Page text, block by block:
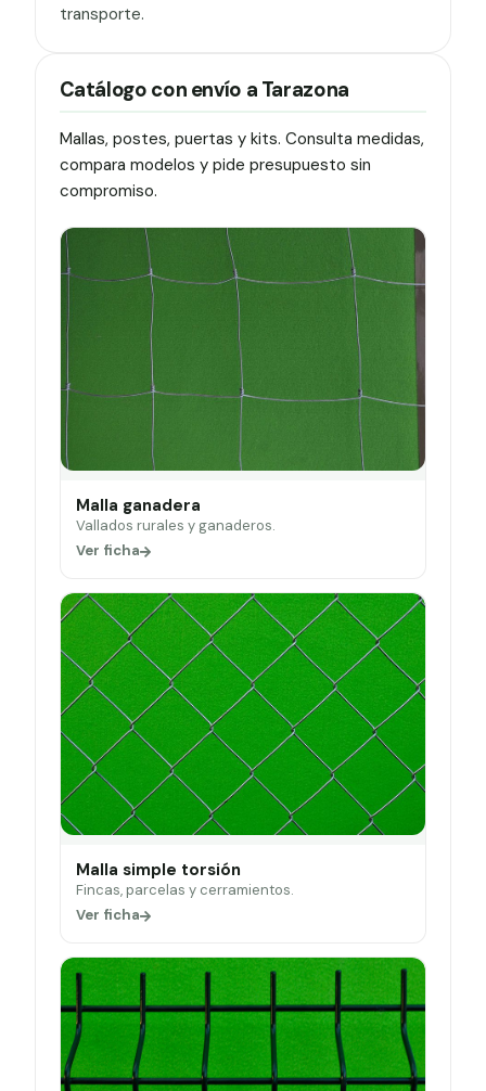
transporte.
Catálogo con envío a Tarazona
Mallas, postes, puertas y kits. Consulta medidas,
compara modelos y pide presupuesto sin
compromiso.
Malla ganadera
Vallados rurales y ganaderos.
Ver ficha
Malla simple torsión
Fincas, parcelas y cerramientos.
Ver ficha